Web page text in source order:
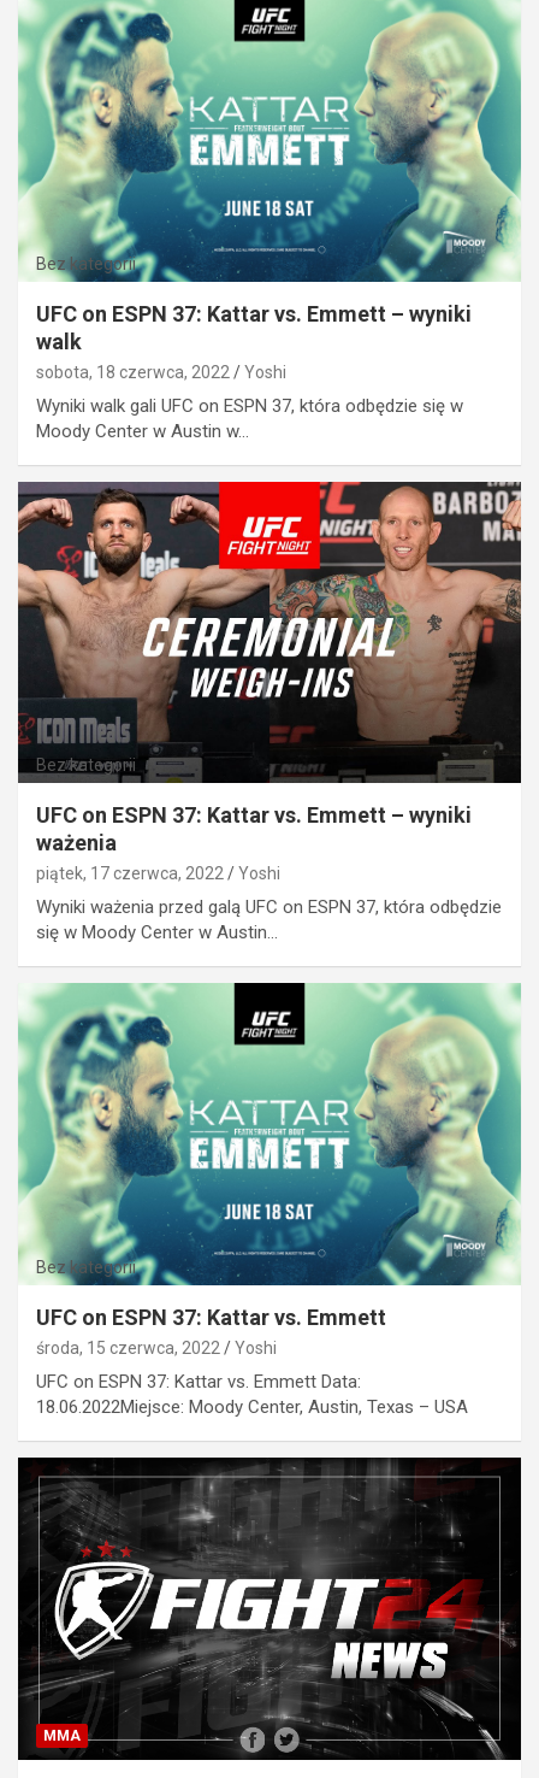
Bez kategorii
UFC on ESPN 37: Kattar vs. Emmett – wyniki
walk
sobota, 18 czerwca, 2022 Yoshi
Wyniki walk gali UFC on ESPN 37, która odbędzie się w
Moody Center w Austin w…
Bez kategorii
UFC on ESPN 37: Kattar vs. Emmett – wyniki
ważenia
piątek, 17 czerwca, 2022 Yoshi
Wyniki ważenia przed galą UFC on ESPN 37, która odbędzie
się w Moody Center w Austin…
Bez kategorii
UFC on ESPN 37: Kattar vs. Emmett
środa, 15 czerwca, 2022 Yoshi
UFC on ESPN 37: Kattar vs. Emmett Data:
18.06.2022Miejsce: Moody Center, Austin, Texas – USA
MMA